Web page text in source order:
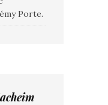
Porte.